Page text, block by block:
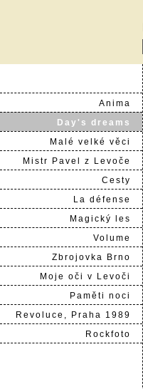
Anima
Day's dreams
Malé velké věci
Mistr Pavel z Levoče
Cesty
La défense
Magický les
Volume
Zbrojovka Brno
Moje oči v Levoči
Paměti noci
Revoluce, Praha 1989
Rockfoto